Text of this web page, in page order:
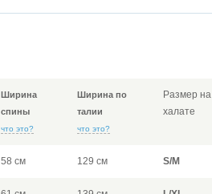
Ширина
спины
что это?
Ширина по
талии
что это?
Размер на
халате
58 см 129 см S/M